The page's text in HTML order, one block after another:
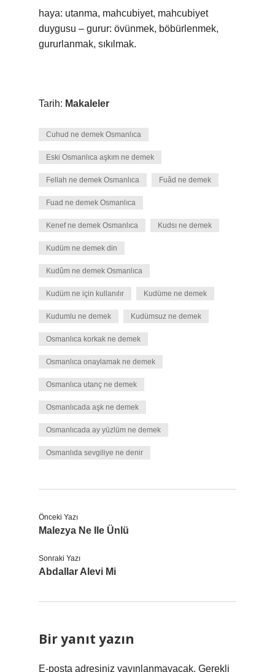
haya: utanma, mahcubiyet, mahcubiyet
duygusu – ​​gurur: övünmek, böbürlenmek,
gururlanmak, sıkılmak.
Tarih: Makaleler
Cuhud ne demek Osmanlıca
Eski Osmanlıca aşkım ne demek
Fellah ne demek Osmanlıca Fuâd ne demek
Fuad ne demek Osmanlıca
Kenef ne demek Osmanlıca Kudsı ne demek
Kudüm ne demek din
Kudûm ne demek Osmanlıca
Kudüm ne için kullanılır Kudüme ne demek
Kudumlu ne demek Kudümsuz ne demek
Osmanlıca korkak ne demek
Osmanlıca onaylamak ne demek
Osmanlıca utanç ne demek
Osmanlıcada aşk ne demek
Osmanlıcada ay yüzlüm ne demek
Osmanlıda sevgiliye ne denir
Önceki Yazı
Malezya Ne Ile Ünlü
Sonraki Yazı
Abdallar Alevi Mi
Bir yanıt yazın
E-posta adresiniz yayınlanmayacak. Gerekli